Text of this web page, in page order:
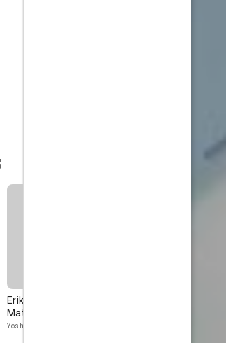
Eriko
Matsushima
Yoshiko Satou (voice)